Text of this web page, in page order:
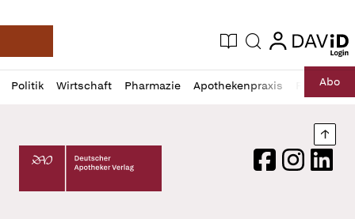
Deutsche Apotheker Zeitung
Aktuelle Ausgabe
Suche login
login
Politik Wirtschaft Pharmazie Apothekenpraxis RechtAbo
Profil
öffnen
Daz
Pur
Deutscher Apotheker Verlag Logo
FacebookInstagram